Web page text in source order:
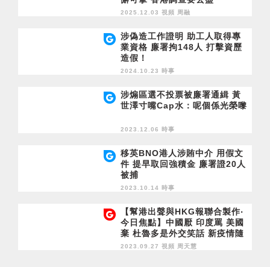
2025.12.03 視頻 周融
涉偽造工作證明 助工人取得專
業資格 廉署拘148人 打擊資歷
造假！
2024.10.23 時事
涉煽區選不投票被廉署通緝 黃
世澤寸嘴Cap水：呢個係光榮嚟
2023.12.06 時事
移英BNO港人涉賄中介 用假文
件 提早取回強積金 廉署證20人
被捕
2023.10.14 時事
【幫港出聲與HKG報聯合製作‧
今日焦點】中國厭 印度罵 美國
棄 杜魯多是外交笑話 新疫情隨
時爆 提前做準備
2023.09.27 視頻 周天慧